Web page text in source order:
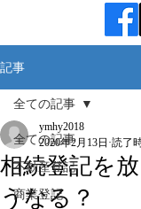
記事
全ての記事
不動産登記
商業登記
全ての記事
相続登記を
うなる？
ymhy2018
2020年2月13日 読了